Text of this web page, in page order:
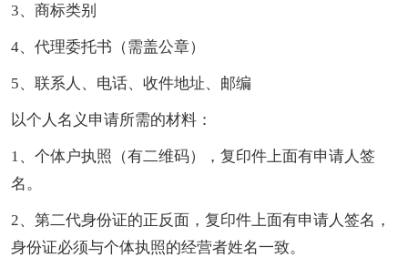
3、商标类别
4、代理委托书（需盖公章）
5、联系人、电话、收件地址、邮编
以个人名义申请所需的材料：
1、个体户执照（有二维码），复印件上面有申请人签
名。
2、第二代身份证的正反面，复印件上面有申请人签名，
身份证必须与个体执照的经营者姓名一致。